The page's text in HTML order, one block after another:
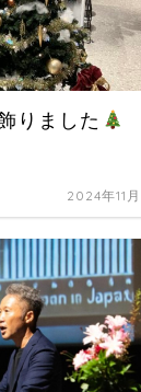
りました
2024年11